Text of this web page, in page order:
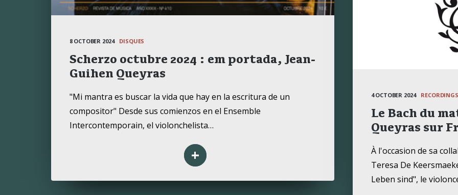
8 OCTOBER 2024 DISQUES
Scherzo octubre 2024 : em portada, Jean-
Guihen Queyras
"Mi mantra es buscar la vida que hay en la escritura de un
compositor" Desde sus comienzos en el Ensemble
Intercontemporain, el violonchelista…
+
4 OCTOBER 2024 RECORDINGS
Le Bach du
Queyras sur
À l'occasion de sa
Teresa De
Leben sind", le